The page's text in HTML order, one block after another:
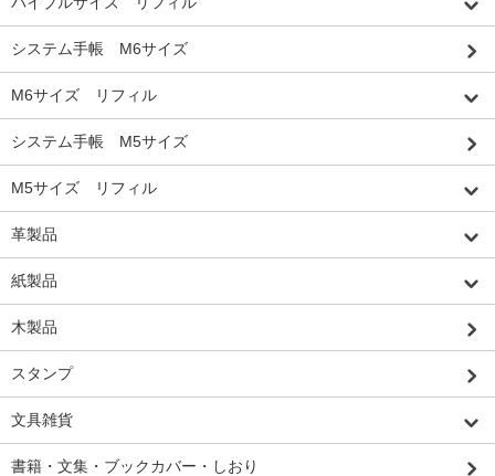
システム手帳 M6サイズ
M6サイズ リフィル
システム手帳 M5サイズ
M5サイズ リフィル
革製品
紙製品
木製品
スタンプ
文具雑貨
書籍・文集・ブックカバー・しおり